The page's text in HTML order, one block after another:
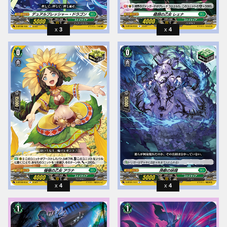
3 4
4 4